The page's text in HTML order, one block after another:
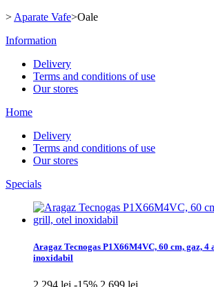
> Aparate Vafe>Oale
Information
Delivery
Terms and conditions of use
Our stores
Home
Delivery
Terms and conditions of use
Our stores
Specials
Aragaz Tecnogas P1X66M4VC, 60 cm, gaz,
inoxidabil